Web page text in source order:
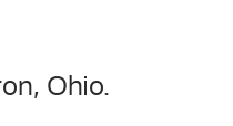
Ohio.